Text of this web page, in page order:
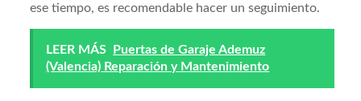
ese tiempo, es recomendable hacer un seguimiento.
LEER MÁS
Puertas de Garaje Ademuz
(Valencia) Reparación y Mantenimiento